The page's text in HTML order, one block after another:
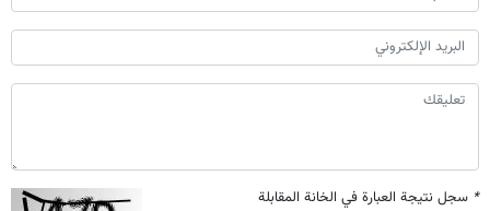
* سجل نتيجة العبارة في الخانة المقابلة